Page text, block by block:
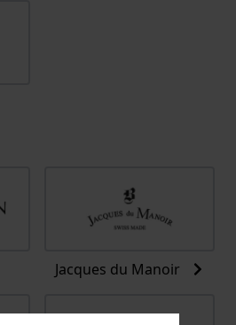
Jacques du Manoir